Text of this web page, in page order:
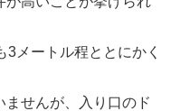
メートル程ととにかく
せんが、入り口のド